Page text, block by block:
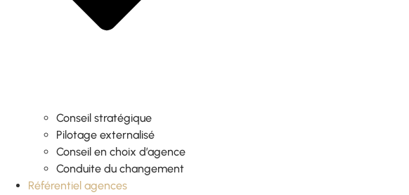
Conseil stratégique
Pilotage externalisé
Conseil en choix d’agence
Conduite du changement
Référentiel agences